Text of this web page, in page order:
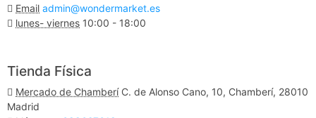
Email admin@wondermarket.es
lunes- viernes 10:00 - 18:00
Tienda Física
Mercado de Chamberí C. de Alonso Cano, 10, Chamberí, 28010
Madrid